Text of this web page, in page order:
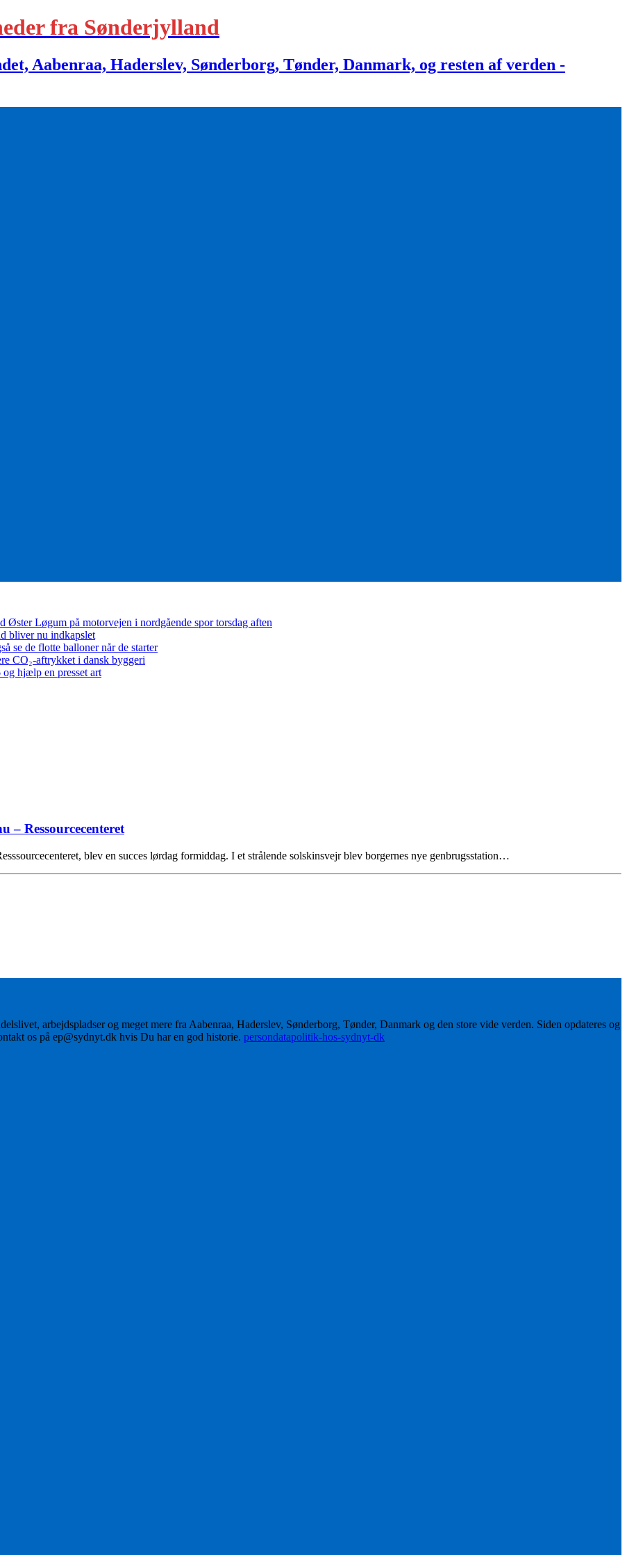
fra Sønderjylland
Aabenraa, Haderslev, Sønderborg, Tønder, Danmark, og resten af verden -
Øster Løgum på motorvejen i nordgående spor torsdag aften
bliver nu indkapslet
se de flotte balloner når de starter
CO₂-aftrykket i dansk byggeri
hjælp en presset art
– Ressourcecenteret
blev en succes lørdag formiddag. I et strålende solskinsvejr blev borgernes nye genbrugsstation…
arbejdspladser og meget mere fra Aabenraa, Haderslev, Sønderborg, Tønder, Danmark og den store vide verden. Siden opdateres og
os på ep@sydnyt.dk hvis Du har en god historie. persondatapolitik-hos-sydnyt-dk